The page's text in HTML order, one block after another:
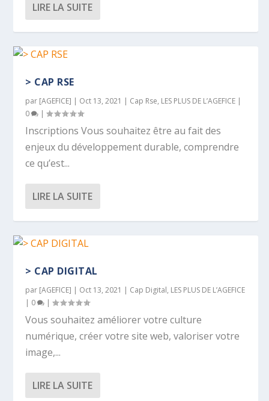
LIRE LA SUITE
> CAP RSE
par [AGEFICE] | Oct 13, 2021 | Cap Rse, LES PLUS DE L’AGEFICE |
0
|
Inscriptions Vous souhaitez être au fait des
enjeux du développement durable, comprendre
ce qu’est...
LIRE LA SUITE
> CAP DIGITAL
par [AGEFICE] | Oct 13, 2021 | Cap Digital, LES PLUS DE L’AGEFICE
| 0 |
Vous souhaitez améliorer votre culture
numérique, créer votre site web, valoriser votre
image,...
LIRE LA SUITE